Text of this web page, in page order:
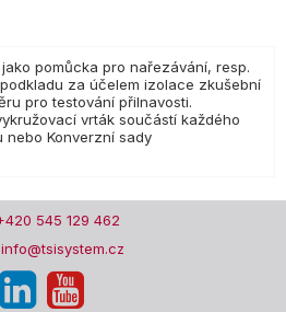
pomůcka pro nařezávání, resp.
za účelem izolace zkušební
pro testování přilnavosti.
vrták součástí každého
nebo Konverzní sady
545 129 462
info@tsisystem.cz